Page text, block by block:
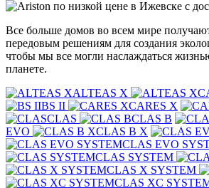
Все больше домов во всем мире
передовым решениям для создания
чтобы мы все могли наслаждаться
планете.
ALTEAS X
BS II
CARES X
CLAS
CLAS B
EVO
CLAS B X
CLAS EVO
CLAS SYSTEM
CLAS X SYSTEM
CLAS XC